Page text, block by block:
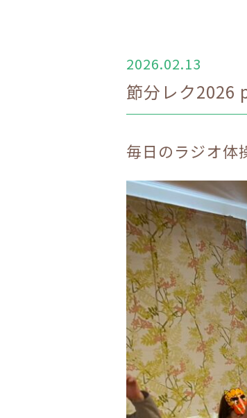
2026.02.13
節分レク2026
毎日のラジオ体